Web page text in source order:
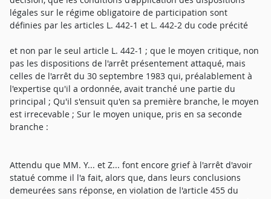
légales sur le régime obligatoire de participation sont
définies par les articles L. 442-1 et L. 442-2 du code précité
et non par le seul article L. 442-1 ; que le moyen critique, non
pas les dispositions de l'arrêt présentement attaqué, mais
celles de l'arrêt du 30 septembre 1983 qui, préalablement à
l'expertise qu'il a ordonnée, avait tranché une partie du
principal ; Qu'il s'ensuit qu'en sa première branche, le moyen
est irrecevable ; Sur le moyen unique, pris en sa seconde
branche :
Attendu que MM. Y... et Z... font encore grief à l'arrêt d'avoir
statué comme il l'a fait, alors que, dans leurs conclusions
demeurées sans réponse, en violation de l'article 455 du